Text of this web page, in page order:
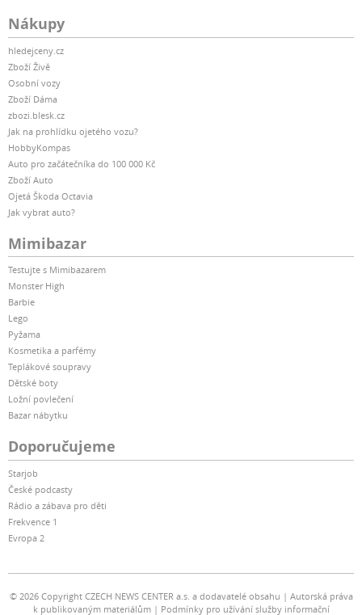
Nákupy
hledejceny.cz
Zboží Živě
Osobní vozy
Zboží Dáma
zbozi.blesk.cz
Jak na prohlídku ojetého vozu?
HobbyKompas
Auto pro začátečníka do 100 000 Kč
Zboží Auto
Ojetá Škoda Octavia
Jak vybrat auto?
Mimibazar
Testujte s Mimibazarem
Monster High
Barbie
Lego
Pyžama
Kosmetika a parfémy
Teplákové soupravy
Dětské boty
Ložní povlečení
Bazar nábytku
Doporučujeme
Starjob
České podcasty
Rádio a zábava pro děti
Frekvence 1
Evropa 2
© 2026 Copyright CZECH NEWS CENTER a.s. a dodavatelé obsahu
Autorská práva
k publikovaným materiálům
Podmínky pro užívání služby informační